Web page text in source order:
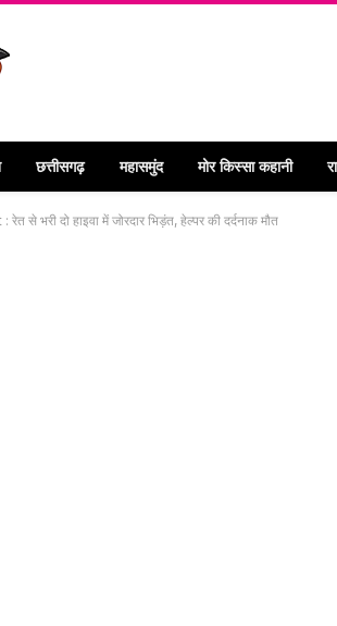
छत्तीसगढ़ महासमुंद मोर किस्सा कहानी
से भरी दो हाइवा में जोरदार भिड़ंत, हेल्पर की दर्दनाक मौत